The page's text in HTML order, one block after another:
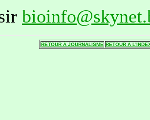
RETOUR Á JOURNALISME RETOUR Á